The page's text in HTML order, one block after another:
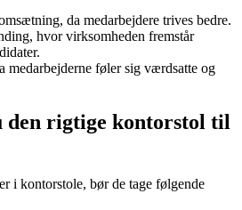
da medarbejdere trives bedre.
hvor virksomheden fremstår
medarbejderne føler sig værdsatte og
den rigtige kontorstol til
i kontorstole, bør de tage følgende